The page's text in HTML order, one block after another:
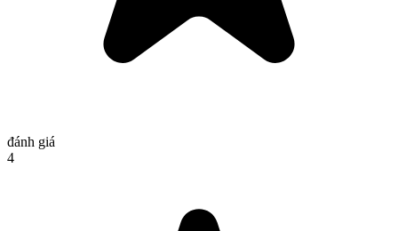
đánh giá
4